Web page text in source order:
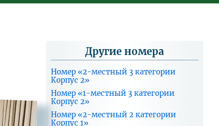
Другие номера
Номер «2-местный 3 категории
Корпус 2»
Номер «1-местный 3 категории
Корпус 2»
Номер «2-местный 2 категории
Корпус 1»